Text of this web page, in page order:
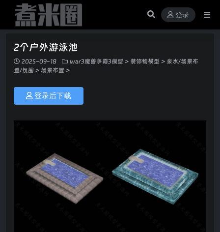
登录
2个户外游泳池
2025-09-18 war3魔兽争霸3模型 > 装饰物模型 > 泉水/场景布
置/氛围 > 场景布置 >
登录后下载